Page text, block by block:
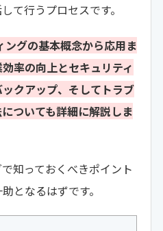
て行うプロセスです。
ングの基本概念から応用ま
率の向上とセキュリティ
クアップ、そしてトラブ
ついても詳細に解説しま
知っておくべきポイント
となるはずです。